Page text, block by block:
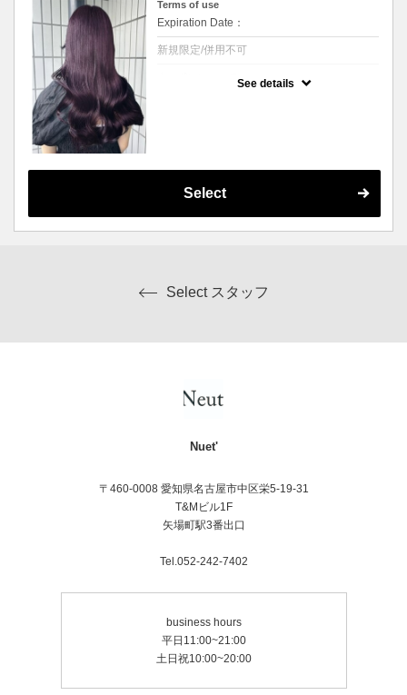
Terms of use
Expiration Date：
新規限定/併用不可
See details
Select
Select スタッフ
Nuet'
〒460-0008 愛知県名古屋市中区栄5-19-31
T&Mビル1F
矢場町駅3番出口
Tel.052-242-7402
business hours
平日11:00~21:00
土日祝10:00~20:00